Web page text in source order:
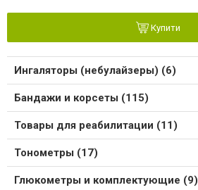
Купити
Ингаляторы (небулайзеры) (6)
Бандажи и корсеты (115)
Товары для реабилитации (11)
Тонометры (17)
Глюкометры и комплектующие (9)